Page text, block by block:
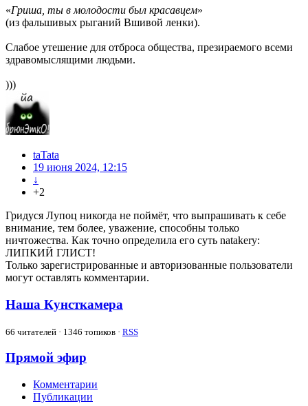
«Гриша, ты в молодости был красавцем»
(из фальшивых рыганий Вшивой ленки).
Слабое утешение для отброса общества, презираемого всеми
здравомыслящими людьми.
)))
taTata
19 июня 2024, 12:15
↓
+2
Гридуся Лупоц никогда не поймёт, что выпрашивать к себе
внимание, тем более, уважение, способны только
ничтожества. Как точно определила его суть natakery:
ЛИПКИЙ ГЛИСТ!
Только зарегистрированные и авторизованные пользователи
могут оставлять комментарии.
Наша Кунсткамера
66 читателей · 1346 топиков · RSS
Прямой эфир
Комментарии
Публикации